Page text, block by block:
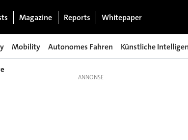
Magazine Reports Whitepaper
Mobility Autonomes Fahren Künstliche